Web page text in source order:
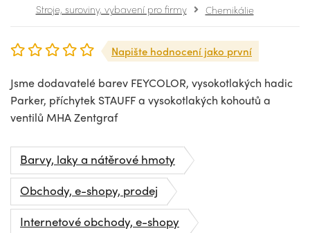
Stroje, suroviny, vybavení pro firmy Chemikálie
Napište hodnocení jako první
Jsme dodavatelé barev FEYCOLOR, vysokotlakých hadic
Parker, příchytek STAUFF a vysokotlakých kohoutů a
ventilů MHA Zentgraf
Barvy, laky a nátěrové hmoty
Obchody, e-shopy, prodej
Internetové obchody, e-shopy